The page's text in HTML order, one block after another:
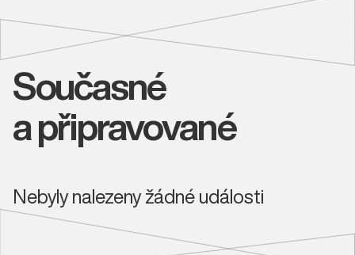
Současné
a připravované
Nebyly nalezeny žádné události